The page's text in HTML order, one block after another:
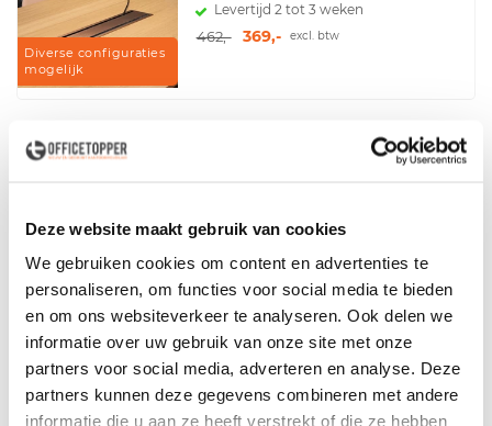
Deze website maakt gebruik van cookies
We gebruiken cookies om content en advertenties te
personaliseren, om functies voor social media te bieden
en om ons websiteverkeer te analyseren. Ook delen we
informatie over uw gebruik van onze site met onze
partners voor social media, adverteren en analyse. Deze
partners kunnen deze gegevens combineren met andere
informatie die u aan ze heeft verstrekt of die ze hebben
Diverse configuraties
mogelijk
Levertijd 2 tot 3 weken
462,- 369,- excl. btw
99,- excl. btw
Pop-Up Meeting
Levertijd 4 tot 7 werkdagen